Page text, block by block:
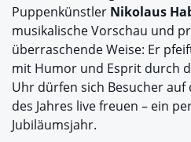
Puppenkünstler Nikolaus
musikalische Vorschau und
überraschende Weise: Er
mit Humor und Esprit durch
Uhr dürfen sich Besucher auf
des Jahres live freuen – ein
Jubiläumsjahr.